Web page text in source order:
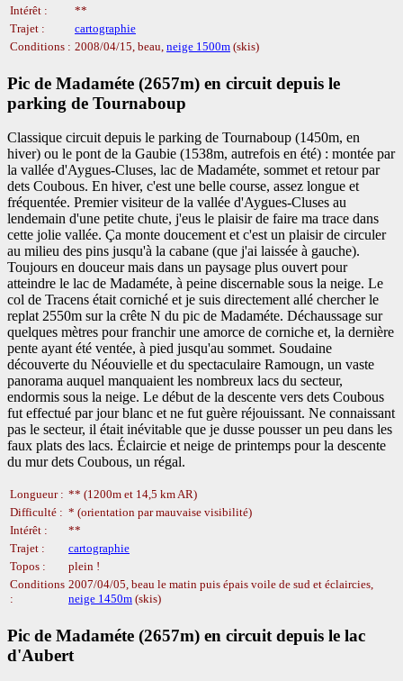
Intérêt :
**
Trajet :
cartographie
Conditions : 2008/04/15, beau, neige 1500m (skis)
Pic de Madaméte (2657m) en circuit depuis le
parking de Tournaboup
Classique circuit depuis le parking de Tournaboup (1450m, en
hiver) ou le pont de la Gaubie (1538m, autrefois en été) : montée par
la vallée d'Aygues-Cluses, lac de Madaméte, sommet et retour par
dets Coubous. En hiver, c'est une belle course, assez longue et
fréquentée. Premier visiteur de la vallée d'Aygues-Cluses au
lendemain d'une petite chute, j'eus le plaisir de faire ma trace dans
cette jolie vallée. Ça monte doucement et c'est un plaisir de circuler
au milieu des pins jusqu'à la cabane (que j'ai laissée à gauche).
Toujours en douceur mais dans un paysage plus ouvert pour
atteindre le lac de Madaméte, à peine discernable sous la neige. Le
col de Tracens était corniché et je suis directement allé chercher le
replat 2550m sur la crête N du pic de Madaméte. Déchaussage sur
quelques mètres pour franchir une amorce de corniche et, la dernière
pente ayant été ventée, à pied jusqu'au sommet. Soudaine
découverte du Néouvielle et du spectaculaire Ramougn, un vaste
panorama auquel manquaient les nombreux lacs du secteur,
endormis sous la neige. Le début de la descente vers dets Coubous
fut effectué par jour blanc et ne fut guère réjouissant. Ne connaissant
pas le secteur, il était inévitable que je dusse pousser un peu dans les
faux plats des lacs. Éclaircie et neige de printemps pour la descente
du mur dets Coubous, un régal.
Longueur : ** (1200m et 14,5 km AR)
Difficulté : * (orientation par mauvaise visibilité)
Intérêt :
**
Trajet :
cartographie
Topos :
plein !
Conditions
:
2007/04/05, beau le matin puis épais voile de sud et éclaircies,
neige 1450m (skis)
Pic de Madaméte (2657m) en circuit depuis le lac
d'Aubert